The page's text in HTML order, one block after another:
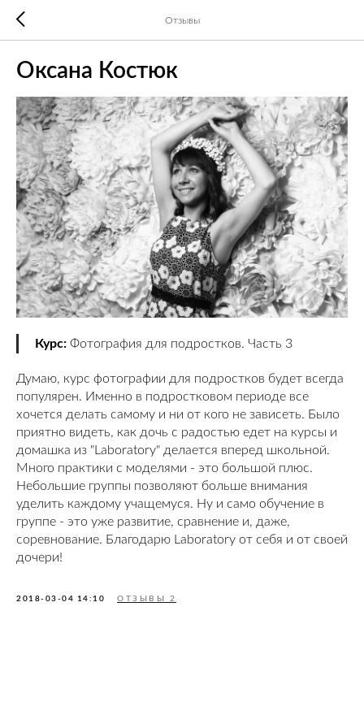
Отзывы
Оксана Костюк
Курс: Фотография для подростков. Часть 3
Думаю, курс фотографии для подростков будет всегда
популярен. Именно в подростковом периоде все
хочется делать самому и ни от кого не зависеть. Было
приятно видеть, как дочь с радостью едет на курсы и
домашка из "Laboratory" делается вперед школьной.
Много практики с моделями - это большой плюс.
Небольшие группы позволяют больше внимания
уделить каждому учащемуся. Ну и само обучение в
группе - это уже развитие, сравнение и, даже,
соревнование. Благодарю Laboratory от себя и от своей
дочери!
2018-03-04 14:10 ОТЗЫВЫ 2